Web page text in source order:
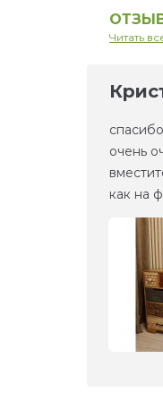
Читать
очень
как на